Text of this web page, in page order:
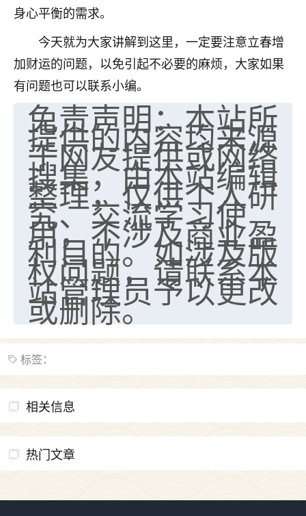
身心平衡的需求。
今天就为大家讲解到这里，一定要注意立春增
加财运的问题，以免引起不必要的麻烦，大家如果
有问题也可以联系小编。
免责声明：本站所
提供的内容均来源
于网友提供或网络
搜集，由本站编辑
整理，仅供个人研
究、交流学习使
用，不涉及商业盈
利目的。如涉及版
权问题，请联系本
站管理员予以更改
或删除。
标签：
相关信息
热门文章
2天前 来自云南
优秀的张同学
老师收徒吗？？我对这些很感兴趣
2天前 来自山西